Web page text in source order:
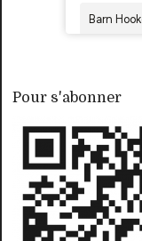
Pour s'abonner